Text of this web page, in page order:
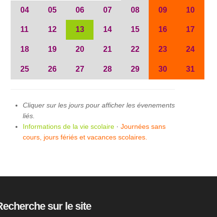
04 05 06 07 08 09 10
11 12 13 14 15 16 17
18 19 20 21 22 23 24
25 26 27 28 29 30 31
Cliquer sur les jours pour afficher les évenements
liés.
Informations de la vie scolaire · Journées sans
cours, jours fériés et vacances scolaires.
sur le site